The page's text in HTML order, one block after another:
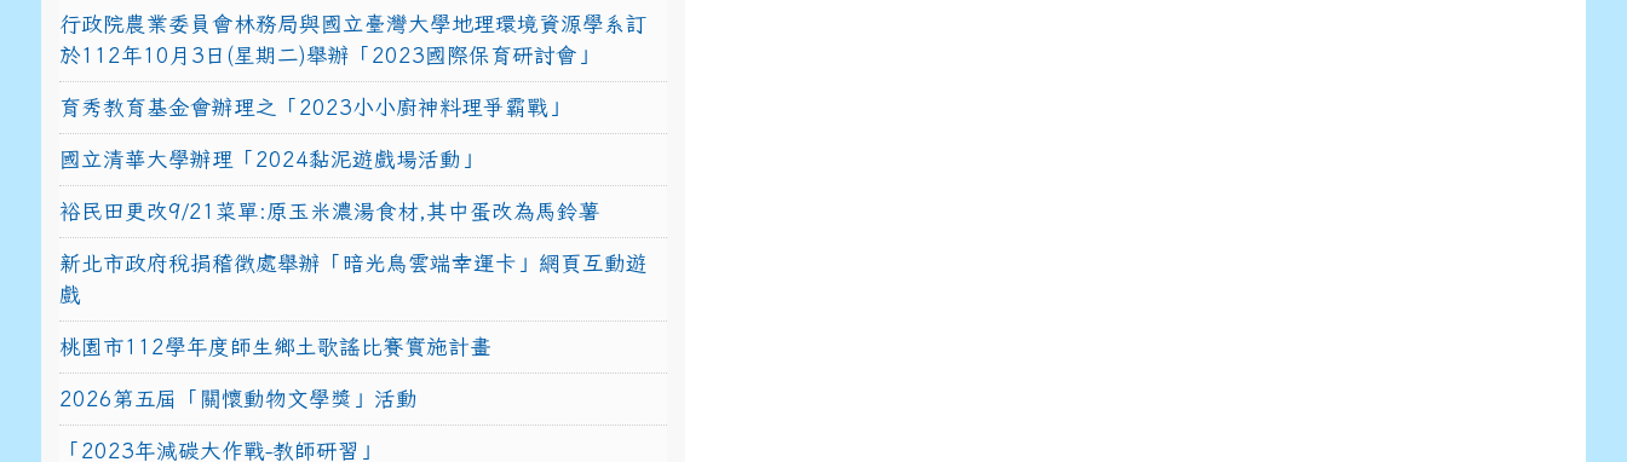
行政院農業委員會林務局與國立臺灣大學地理環境資源學系訂
於112年10月3日(星期二)舉辦「2023國際保育研討會」
育秀教育基金會辦理之「2023小小廚神料理爭霸戰」
國立清華大學辦理「2024黏泥遊戲場活動」
裕民田更改9/21菜單:原玉米濃湯食材,其中蛋改為馬鈴薯
新北市政府稅捐稽徵處舉辦「暗光鳥雲端幸運卡」網頁互動遊
戲
桃園市112學年度師生鄉土歌謠比賽實施計畫
2026第五屆「關懷動物文學獎」活動
「2023年減碳大作戰-教師研習」